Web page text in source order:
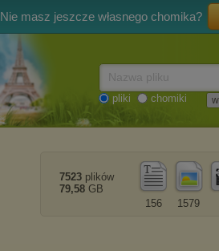
Nie masz jeszcze własnego chomika?
pliki chomiki
1579
156
7523 plików
79,58 GB